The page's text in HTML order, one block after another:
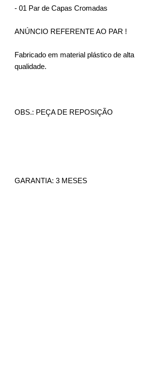
- 01 Par de Capas Cromadas
ANÚNCIO REFERENTE AO PAR !
Fabricado em material plástico de alta
qualidade.
OBS.: PEÇA DE REPOSIÇÃO
GARANTIA: 3 MESES